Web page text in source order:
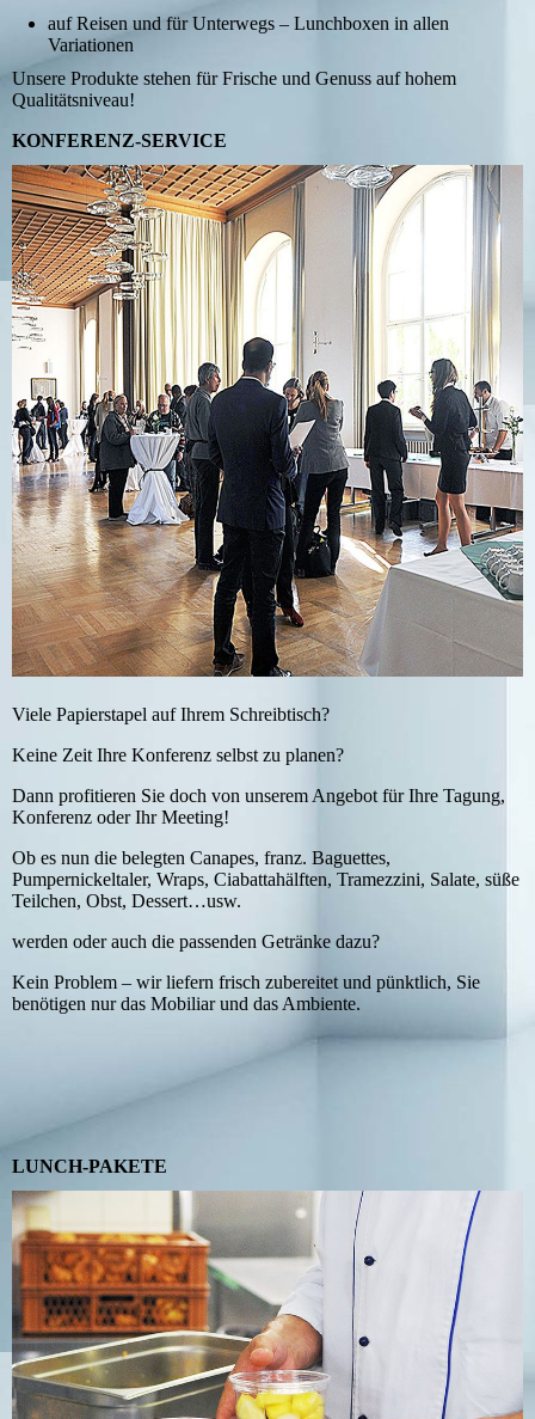
auf Reisen und für Unterwegs – Lunchboxen in allen
Variationen
Unsere Produkte stehen für Frische und Genuss auf hohem
Qualitätsniveau!
KONFERENZ-SERVICE
Viele Papierstapel auf Ihrem Schreibtisch?
Keine Zeit Ihre Konferenz selbst zu planen?
Dann profitieren Sie doch von unserem Angebot für Ihre Tagung,
Konferenz oder Ihr Meeting!
Ob es nun die belegten Canapes, franz. Baguettes,
Pumpernickeltaler, Wraps, Ciabattahälften, Tramezzini, Salate, süße
Teilchen, Obst, Dessert…usw.
werden oder auch die passenden Getränke dazu?
Kein Problem – wir liefern frisch zubereitet und pünktlich, Sie
benötigen nur das Mobiliar und das Ambiente.
LUNCH-PAKETE